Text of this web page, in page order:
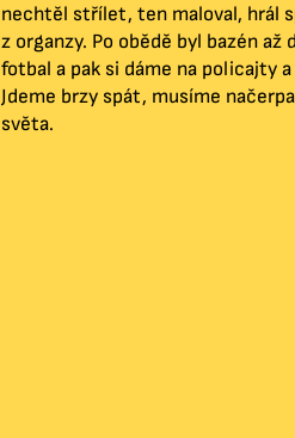
nechtěl střílet, ten maloval, hrál
z organzy. Po obědě byl bazén
fotbal a pak si dáme na policajty
Jdeme brzy spát, musíme
světa.